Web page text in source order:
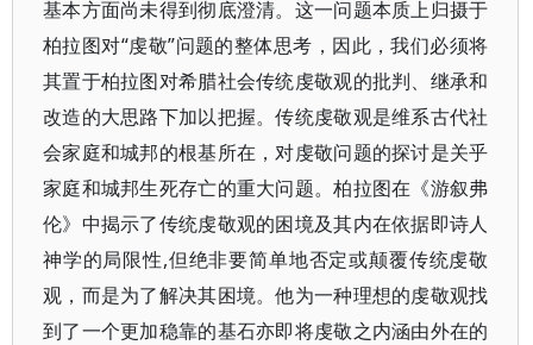
基本方面尚未得到彻底澄清。这一问题本质上归摄于
柏拉图对“虔敬”问题的整体思考，因此，我们必须将
其置于柏拉图对希腊社会传统虔敬观的批判、继承和
改造的大思路下加以把握。传统虔敬观是维系古代社
会家庭和城邦的根基所在，对虔敬问题的探讨是关乎
家庭和城邦生死存亡的重大问题。柏拉图在《游叙弗
伦》中揭示了传统虔敬观的困境及其内在依据即诗人
神学的局限性,但绝非要简单地否定或颠覆传统虔敬
观，而是为了解决其困境。他为一种理想的虔敬观找
到了一个更加稳靠的基石亦即将虔敬之内涵由外在的